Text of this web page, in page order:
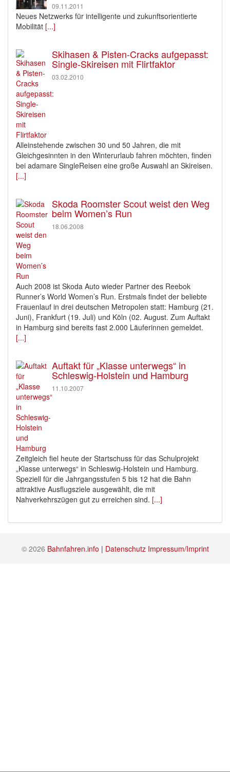
09.11.2011
Neues Netzwerks für intelligente und zukunftsorientierte
Mobilität [...]
Skihasen & Pisten-Cracks aufgepasst:
Single-Skireisen mit Flirtfaktor
03.02.2010
Alleinstehende zwischen 30 und 50 Jahren, die mit
Gleichgesinnten in den Winterurlaub fahren möchten, finden
bei adamare SingleReisen eine große Auswahl an Skireisen.
[...]
Skoda Roomster Scout weist den Weg
beim Women’s Run
18.06.2008
Auch 2008 ist Skoda Auto wieder Partner des Reebok
Runner’s World Women’s Run. Erstmals findet der beliebte
Frauenlauf in drei deutschen Metropolen statt: Hamburg (21.
Juni), Frankfurt (19. Juli) und Köln (02. August. Zum Auftakt
in Hamburg sind bereits fast 2.000 Läuferinnen gemeldet.
[...]
Auftakt für „Klasse unterwegs“ in
Schleswig-Holstein und Hamburg
11.10.2007
Zeitgleich fiel heute der Startschuss für das Schulprojekt
„Klasse unterwegs“ in Schleswig-Holstein und Hamburg.
Speziell für die Jahrgangsstufen 5 bis 12 hat die Bahn
attraktive Ausflugsziele ausgewählt, die mit
Nahverkehrszügen gut zu erreichen sind. [...]
© 2026 Bahnfahren.info | Datenschutz Impressum/Imprint